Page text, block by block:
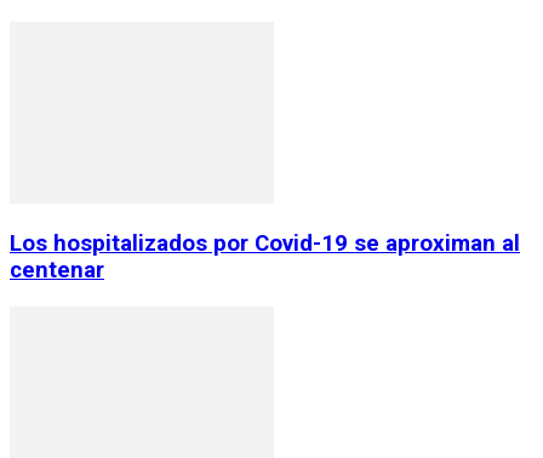
Los hospitalizados por Covid-19 se aproximan al
centenar